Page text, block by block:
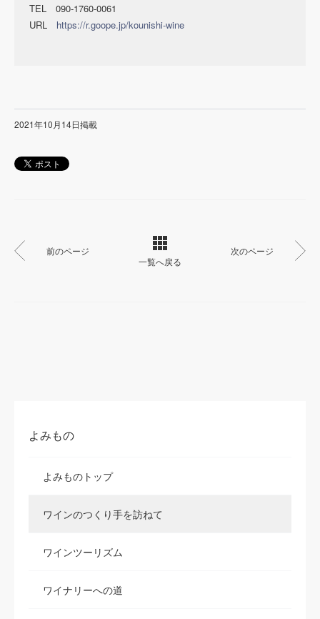
よみもの
よみものトップ
ワインのつくり手を訪ねて
ワインツーリズム
ワイナリーへの道
TEL 090-1760-0061
URL https://r.goope.jp/kounishi-wine
2021年10月14日掲載
前のページ
一覧へ戻る
次のページ